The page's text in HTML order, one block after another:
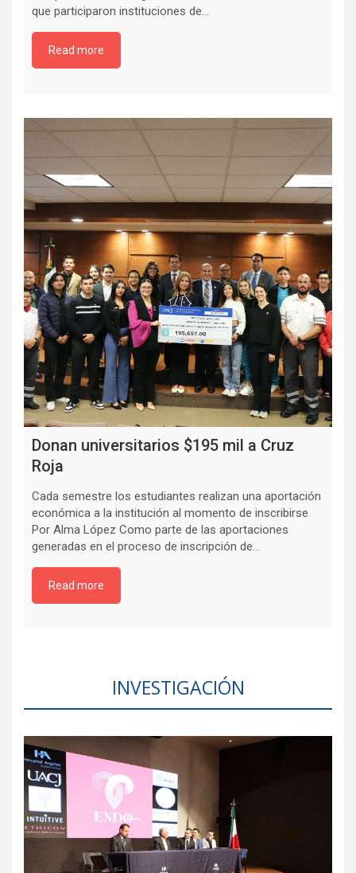
que participaron instituciones de…
Read more
Donan universitarios $195 mil a Cruz
Roja
Cada semestre los estudiantes realizan una aportación
económica a la institución al momento de inscribirse
Por Alma López Como parte de las aportaciones
generadas en el proceso de inscripción de…
Read more
INVESTIGACIÓN